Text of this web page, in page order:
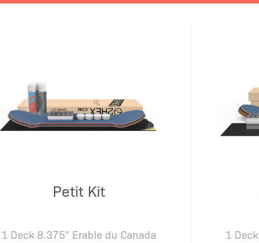
Petit Kit
1 Deck 8.375" Erable du Canada
1